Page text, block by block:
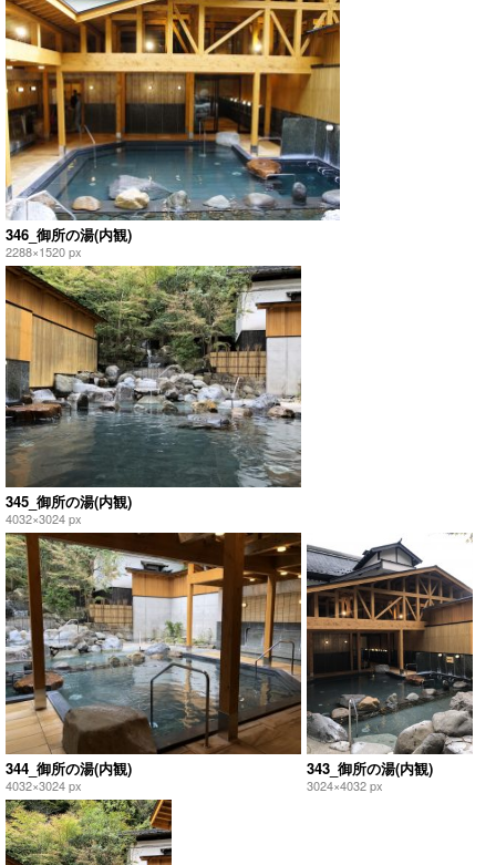
346_御所の湯(内観)
2288×1520 px
345_御所の湯(内観)
4032×3024 px
344_御所の湯(内観)
4032×3024 px
343_御所の湯(内観)
3024×4032 px